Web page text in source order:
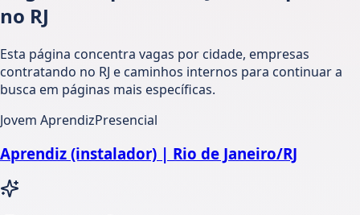
no RJ
Esta página concentra vagas por cidade, empresas
contratando no RJ e caminhos internos para continuar a
busca em páginas mais específicas.
Jovem AprendizPresencial
Aprendiz (instalador) | Rio de Janeiro/RJ